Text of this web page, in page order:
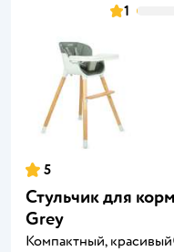
1
5
Стульчик для
Grey
Компактный,